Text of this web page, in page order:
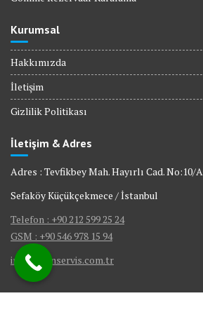
Kurumsal
Hakkımızda
İletişim
Gizlilik Politikası
İletişim & Adres
Adres : Tevfikbey Mah. Hayırlı Cad. No:10/A
Sefaköy Küçükçekmece / İstanbul
Telefon : +90 212 599 25 24
GSM : +90 546 978 15 94
info@bienservis.com.tr